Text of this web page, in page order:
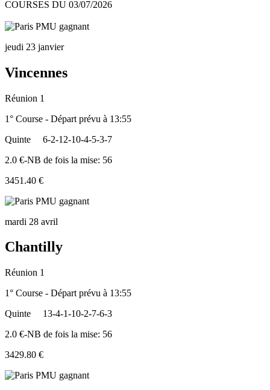
COURSES DU 03/07/2026
jeudi 23 janvier
Vincennes
Réunion 1
1° Course - Départ prévu à 13:55
Quinte
6-2-12-10-4-5-3-7
2.0 €-NB de fois la mise: 56
3451.40 €
mardi 28 avril
Chantilly
Réunion 1
1° Course - Départ prévu à 13:55
Quinte
13-4-1-10-2-7-6-3
2.0 €-NB de fois la mise: 56
3429.80 €